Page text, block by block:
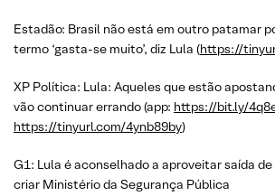
Estadão: Brasil não está em outro patamar
termo ‘gasta-se muito’, diz Lula (https://
XP Política: Lula: Aqueles que estão
vão continuar errando (app: https://bit.ly/
https://tinyurl.com/4ynb89by)
G1: Lula é aconselhado a aproveitar saída
criar Ministério da Segurança Pública